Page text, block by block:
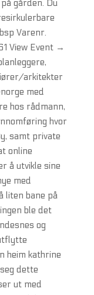
gården. Du
Varenr.
View Event →
arkitekter
med
hos rådmann,
hvor
samt private
online
å utvikle sine
med
liten bane på
ble det
og
heim kathrine
dette
ut med